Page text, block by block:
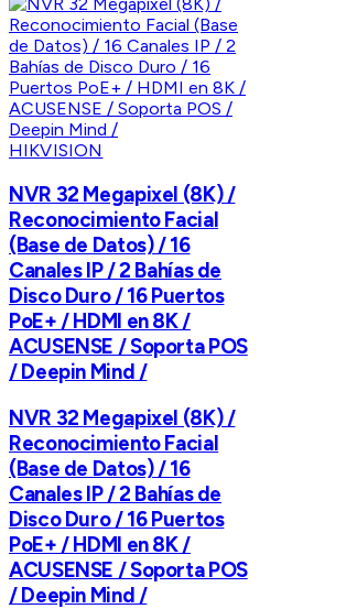
HIKVISION
NVR 32 Megapixel (8K) /
Reconocimiento Facial
(Base de Datos) / 16
Canales IP / 2 Bahías de
Disco Duro / 16 Puertos
PoE+ / HDMI en 8K /
ACUSENSE / Soporta POS
/ Deepin Mind /
NVR 32 Megapixel (8K) /
Reconocimiento Facial
(Base de Datos) / 16
Canales IP / 2 Bahías de
Disco Duro / 16 Puertos
PoE+ / HDMI en 8K /
ACUSENSE / Soporta POS
/ Deepin Mind /